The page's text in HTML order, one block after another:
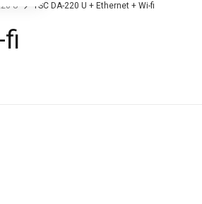
U TSC DA-220 U + Ethernet + Wi-fi
fi